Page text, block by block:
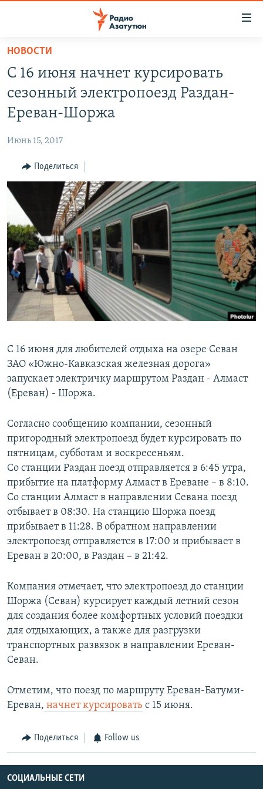
Перейти
основному
содержанию
Перейти
основной
Перейти
поиску
ПОЛИТИКА
ЭКОНОМИКА
РЕГИОН
НАГОРНЫЙ КАРАБАХ
КУЛЬТУРА
СПОРТ
АРХИВ
Հայերեն
English
Все сайты Радио Азатутюн
НОВОСТИ
С 16 июня начнет курсировать
сезонный электропоезд Раздан-
Ереван-Шоржа
Июнь 15, 2017
Поделиться
С 16 июня для любителей отдыха на озере Севан
ЗАО «Южно-Кавказская железная дорога»
запускает электричку маршрутом Раздан - Алмаст
(Ереван) - Шоржа.
Согласно сообщению компании, сезонный
пригородный электропоезд будет курсировать по
пятницам, субботам и воскресеньям.
Со станции Раздан поезд отправляется в 6:45 утра,
прибытие на платформу Алмаст в Ереване – в 8:10.
Со станции Алмаст в направлении Севана поезд
отбывает в 08:30. На станцию Шоржа поезд
прибывает в 11:28. В обратном направлении
электропоезд отправляется в 17:00 и прибывает в
Ереван в 20:00, в Раздан – в 21:42.
Компания отмечает, что электропоезд до станции
Шоржа (Севан) курсирует каждый летний сезон
для создания более комфортных условий поездки
для отдыхающих, а также для разгрузки
транспортных развязок в направлении Ереван-
Севан.
Отметим, что поезд по маршруту Ереван-Батуми-
Ереван, начнет курсировать с 15 июня.
Поделиться Follow us
СОЦИАЛЬНЫЕ СЕТИ